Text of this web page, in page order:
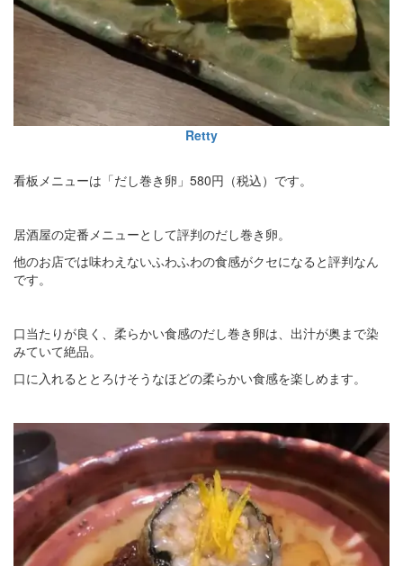
Retty
看板メニューは「だし巻き卵」580円（税込）です。
居酒屋の定番メニューとして評判のだし巻き卵。
他のお店では味わえないふわふわの食感がクセになると評判なん
です。
口当たりが良く、柔らかい食感のだし巻き卵は、出汁が奥まで染
みていて絶品。
口に入れるととろけそうなほどの柔らかい食感を楽しめます。